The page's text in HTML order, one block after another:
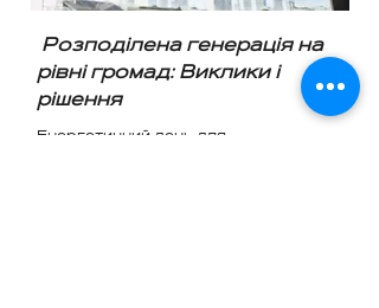
Розподілена генерація на
рівні громад: Виклики і
рішення
Енергетичний день для